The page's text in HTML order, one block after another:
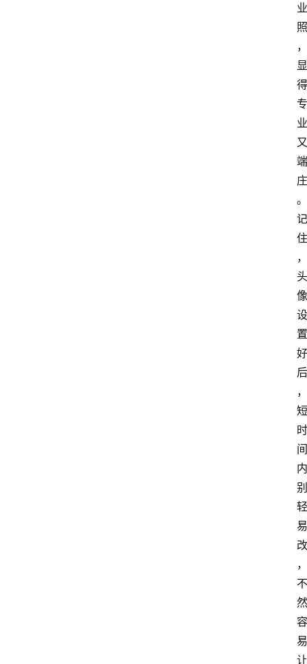
业
照
，
显
得
专
业
又
端
庄
。
记
住
，
头
像
设
置
好
后
，
短
时
间
内
别
轻
易
改
，
不
然
容
易
让